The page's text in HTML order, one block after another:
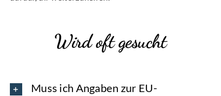
Wird oft gesucht
Muss ich Angaben zur EU-